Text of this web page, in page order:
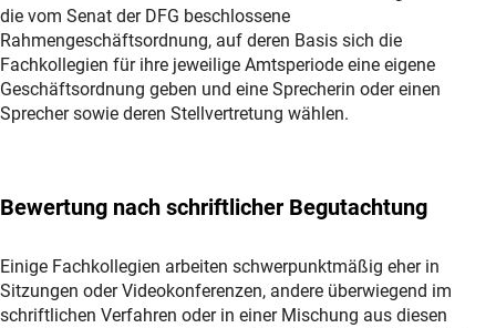
die vom Senat der DFG beschlossene
Rahmengeschäftsordnung, auf deren Basis sich die
Fachkollegien für ihre jeweilige Amtsperiode eine eigene
Geschäftsordnung geben und eine Sprecherin oder einen
Sprecher sowie deren Stellvertretung wählen.
Bewertung nach schriftlicher Begutachtung
Einige Fachkollegien arbeiten schwerpunktmäßig eher in
Sitzungen oder Videokonferenzen, andere überwiegend im
schriftlichen Verfahren oder in einer Mischung aus diesen